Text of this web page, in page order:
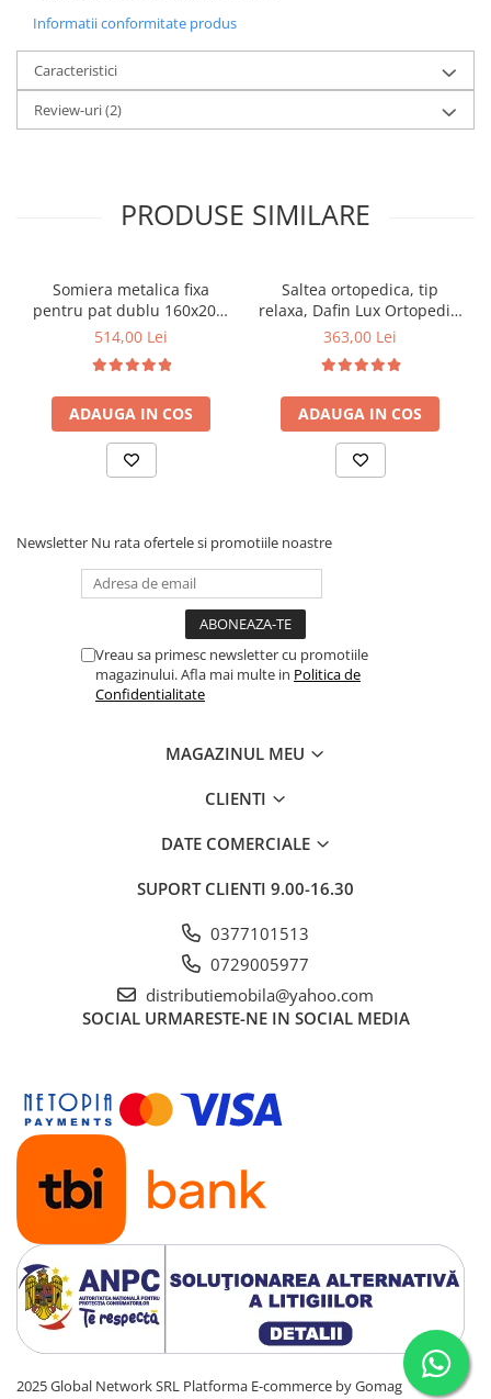
Informatii conformitate produs
Caracteristici
Review-uri(2)
PRODUSE SIMILARE
Somiera metalica fixa
pentru pat dublu 160x200,
6 picioare, 32 lamele lemn
saltea ferm, negru
514,00 Lei
ADAUGA IN COS
Saltea ortopedica, tip
relaxa, Dafin Lux Ortopedic,
90x200x21cm, fermitate
tip Bonell, fata vara-iarna,
sistem de aerisire cu
butoni, Salt Confort
363,00 Lei
ADAUGA IN COS
Newsletter Nu rata ofertele si promotiile noastre
Vreau sa primesc newsletter cu promotiile
magazinului. Afla mai multe in Politica de
Confidentialitate
MAGAZINUL MEU
CLIENTI
DATE COMERCIALE
SUPORT CLIENTI 9.00-16.30
0377101513
0729005977
distributiemobila@yahoo.com
SOCIAL URMARESTE-NE IN SOCIAL MEDIA
2025 Global Network SRL Platforma E-commerce by Gomag